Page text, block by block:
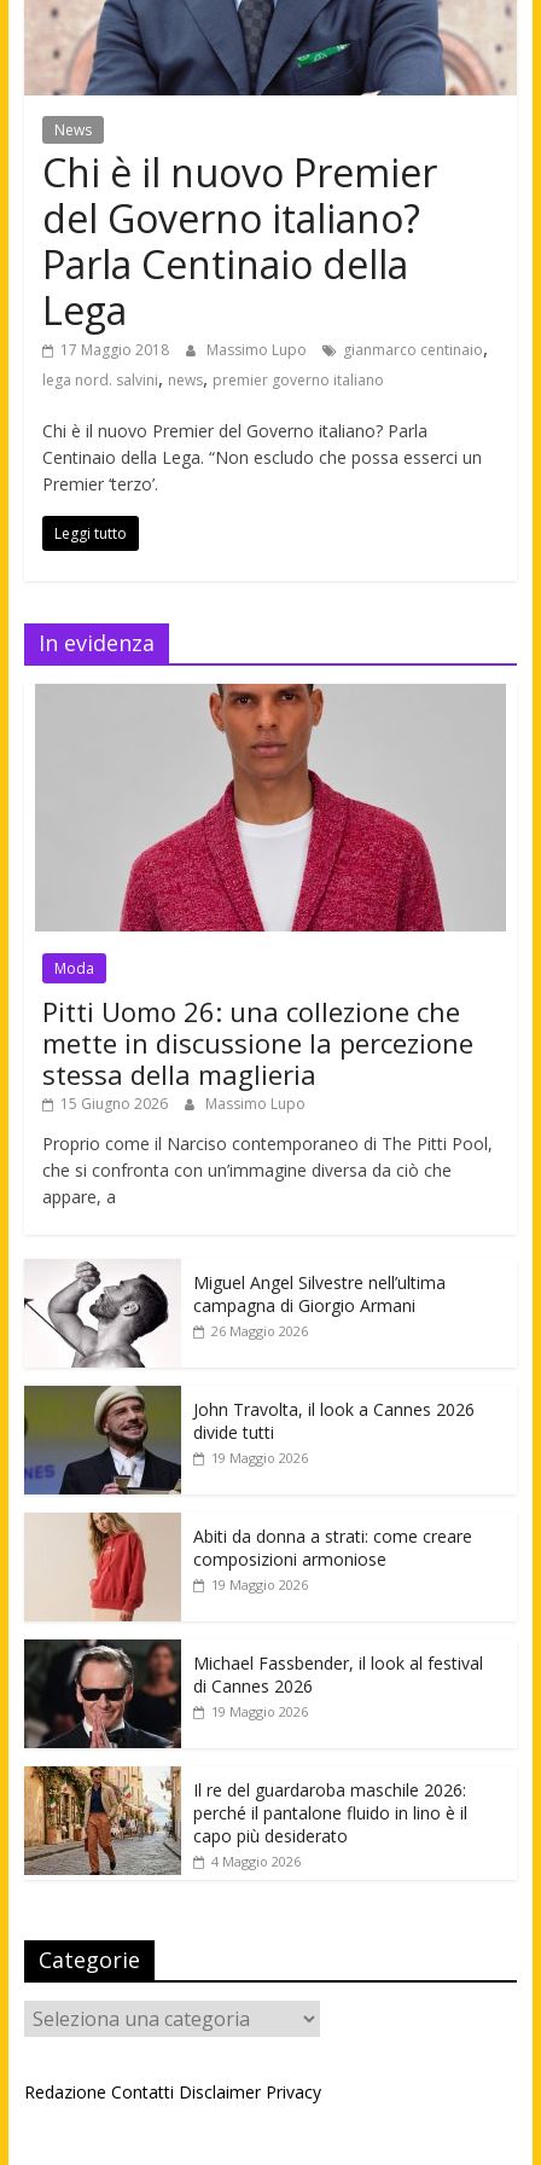
News
Chi è il nuovo Premier
del Governo italiano?
Parla Centinaio della
Lega
17 Maggio 2018 Massimo Lupo gianmarco centinaio,
lega nord. salvini, news, premier governo italiano
Chi è il nuovo Premier del Governo italiano? Parla
Centinaio della Lega. “Non escludo che possa esserci un
Premier ‘terzo’.
Leggi tutto
In evidenza
Moda
Pitti Uomo 26: una collezione che
mette in discussione la percezione
stessa della maglieria
15 Giugno 2026 Massimo Lupo
Proprio come il Narciso contemporaneo di The Pitti Pool,
che si confronta con un’immagine diversa da ciò che
appare, a
Miguel Angel Silvestre nell’ultima
campagna di Giorgio Armani
26 Maggio 2026
John Travolta, il look a Cannes 2026
divide tutti
19 Maggio 2026
Abiti da donna a strati: come creare
composizioni armoniose
19 Maggio 2026
Michael Fassbender, il look al festival
di Cannes 2026
19 Maggio 2026
Il re del guardaroba maschile 2026:
perché il pantalone fluido in lino è il
capo più desiderato
4 Maggio 2026
Categorie
Categorie
Redazione Contatti Disclaimer Privacy